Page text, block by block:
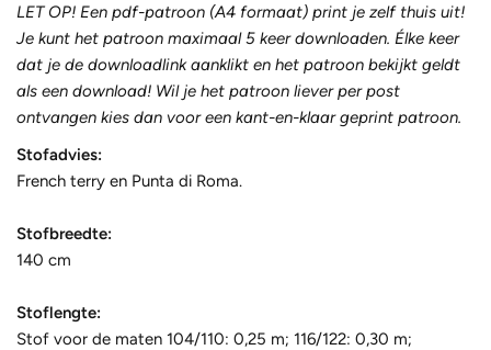
LET OP! Een pdf-patroon (A4 formaat) print je zelf thuis uit!
Je kunt het patroon maximaal 5 keer downloaden. Élke keer
dat je de downloadlink aanklikt en het patroon bekijkt geldt
als een download! Wil je het patroon liever per post
ontvangen kies dan voor een kant-en-klaar geprint patroon.
Stofadvies:
French terry en Punta di Roma.
Stofbreedte:
140 cm
Stoflengte:
Stof voor de maten 104/110: 0,25 m; 116/122: 0,30 m;